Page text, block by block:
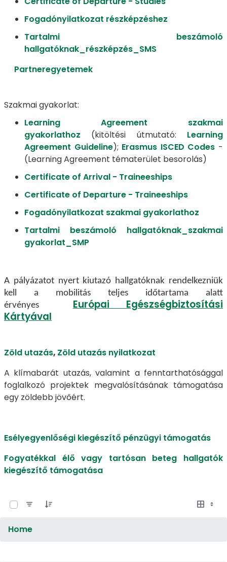
Fogadónyilatkozat részképzéshez
Tartalmi beszámoló
hallgatóknak_részképzés_SMS
Partneregyetemek
Szakmai gyakorlat:
Learning Agreement szakmai
gyakorlathoz (kitöltési útmutató: Learning
Agreement Guideline); Erasmus ISCED Codes -
(Learning Agreement tématerület besorolás)
Certificate of Arrival - Traineeships
Certificate of Departure - Traineeships
Fogadónyilatkozat szakmai gyakorlathoz
Tartalmi beszámoló hallgatóknak_szakmai
gyakorlat_SMP
A pályázatot nyert kiutazó hallgatóknak rendelkezniük
kell a mobilitás teljes időtartama alatt
érvényes Európai Egészségbiztosítási
Kártyával
Zöld utazás, Zöld utazás nyilatkozat
A klímabarát utazás, valamint a fenntarthatósággal
foglalkozó projektek megvalósításának támogatása
egy zöldebb jövőért.
Esélyegyenlőségi kiegészítő pénzügyi támogatás
Fogyatékkal élő vagy tartósan beteg hallgatók
kiegészítő támogatása
Home